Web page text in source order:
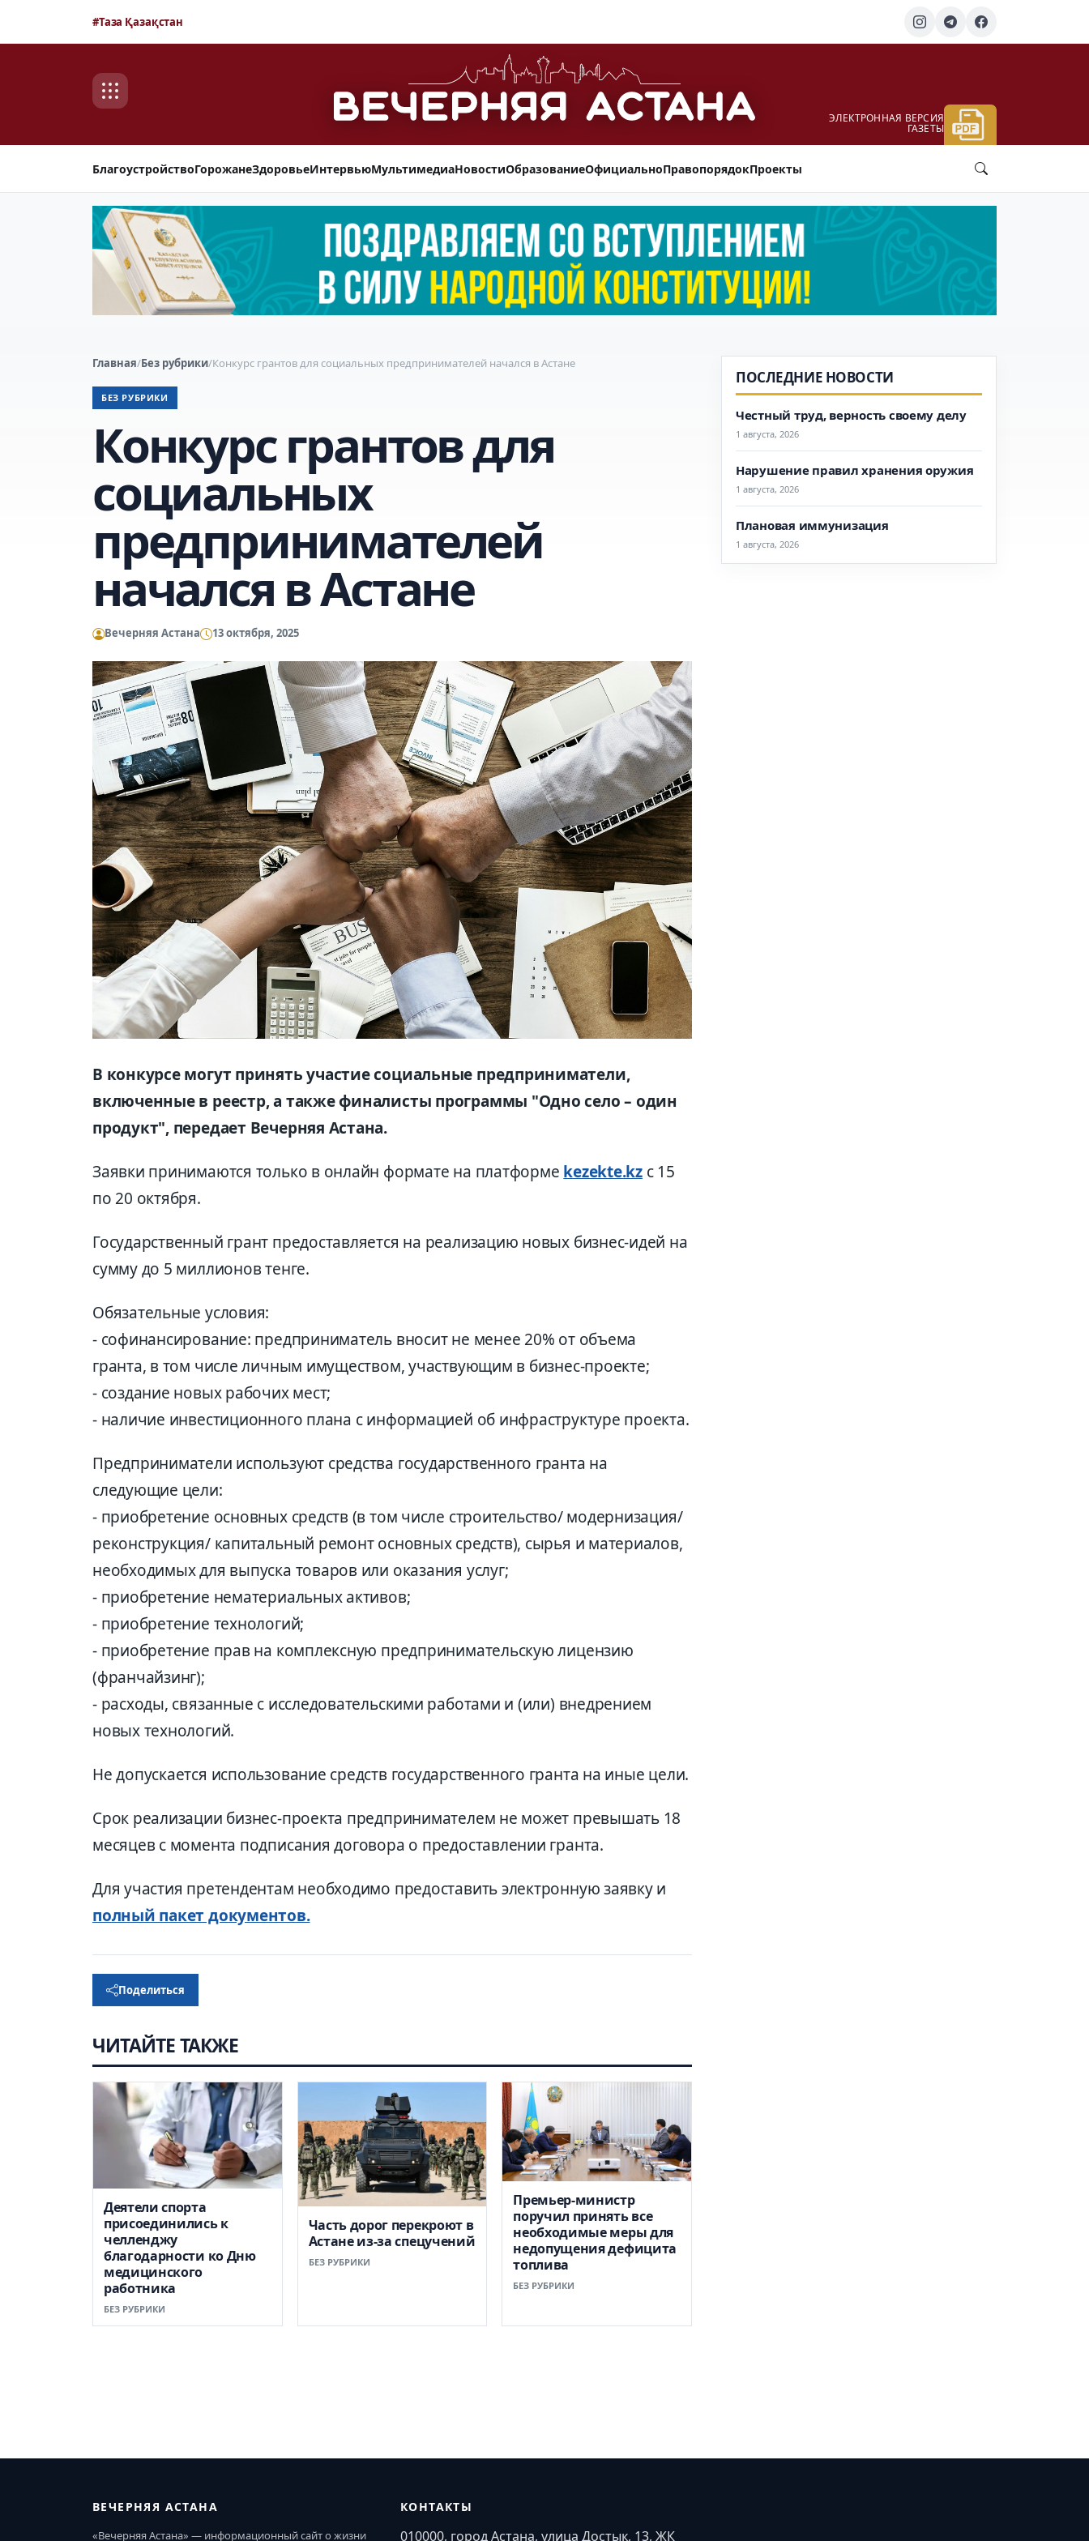
#Таза Қазақстан
ЭЛЕКТРОННАЯ ВЕРСИЯ
ГАЗЕТЫ
БлагоустройствоГорожанеЗдоровьеИнтервьюМультимедиаНовостиОбразованиеОфициальноПравопорядокПроекты
Главная/Без рубрики/Конкурс грантов для социальных предпринимателей начался в Астане
БЕЗ РУБРИКИ
Конкурс грантов для
социальных
предпринимателей
начался в Астане
Вечерняя Астана 13 октября, 2025
В конкурсе могут принять участие социальные предприниматели,
включенные в реестр, а также финалисты программы "Одно село – один
продукт", передает Вечерняя Астана.
Заявки принимаются только в онлайн формате на платформе kezekte.kzс 15
по 20 октября.
Государственный грант предоставляется на реализацию новых бизнес-идей на
сумму до 5 миллионов тенге.
Обязательные условия:
- софинансирование: предприниматель вносит не менее 20% от объема
гранта, в том числе личным имуществом, участвующим в бизнес-проекте;
- создание новых рабочих мест;
- наличие инвестиционного плана с информацией об инфраструктуре проекта.
Предприниматели используют средства государственного гранта на
следующие цели:
- приобретение основных средств (в том числе строительство/ модернизация/
реконструкция/ капитальный ремонт основных средств), сырья и материалов,
необходимых для выпуска товаров или оказания услуг;
- приобретение нематериальных активов;
- приобретение технологий;
- приобретение прав на комплексную предпринимательскую лицензию
(франчайзинг);
- расходы, связанные с исследовательскими работами и (или) внедрением
новых технологий.
Не допускается использование средств государственного гранта на иные цели.
Срок реализации бизнес-проекта предпринимателем не может превышать 18
месяцев с момента подписания договора о предоставлении гранта.
Для участия претендентам необходимо предоставить электронную заявку и
полный пакет документов.
Поделиться
ЧИТАЙТЕ ТАКЖЕ
Деятели спорта
присоединились к
челленджу
благодарности ко Дню
медицинского
работника
БЕЗ РУБРИКИ
Часть дорог перекроют в
Астане из-за спецучений
БЕЗ РУБРИКИ
Премьер-министр
поручил принять все
необходимые меры для
недопущения дефицита
топлива
БЕЗ РУБРИКИ
ПОСЛЕДНИЕ НОВОСТИ
Честный труд, верность своему делу
1 августа, 2026
Нарушение правил хранения оружия
1 августа, 2026
Плановая иммунизация
1 августа, 2026
ВЕЧЕРНЯЯ АСТАНА
«Вечерняя Астана» — информационный сайт о жизни
КОНТАКТЫ
010000, город Астана, улица Достык, 13, ЖК